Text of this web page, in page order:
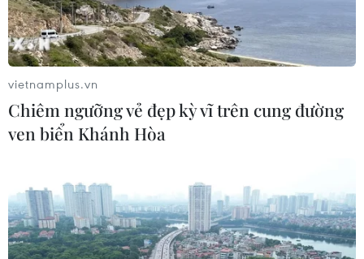
vietnamplus.vn
Chiêm ngưỡng vẻ đẹp kỳ vĩ trên cung đường
ven biển Khánh Hòa